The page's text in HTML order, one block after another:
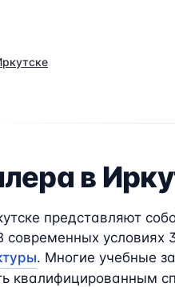
в
представляют
условиях
. Многие учебные
квалифицированным